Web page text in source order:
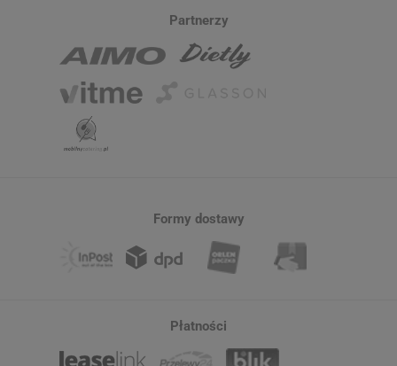
Partnerzy
Formy dostawy
Płatności